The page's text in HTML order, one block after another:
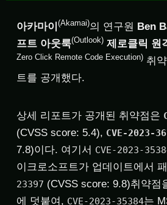
아카마이 (Akamai)의 연구원 Ben
프트 아웃룩(Outlook) 제로클릭 원
Zero Click Remote Code Execution) 취
트를 공개했다.
상세 리포트가 공개된 취약점은
(CVSS score: 5.4), CVE-2023-
7.8)이다. 여기서 CVE-2023-
이크로소프트가 업데이트에서
23397 (CVSS score: 9.8)취약점
에 덧붙여, CVE-2023-35384는